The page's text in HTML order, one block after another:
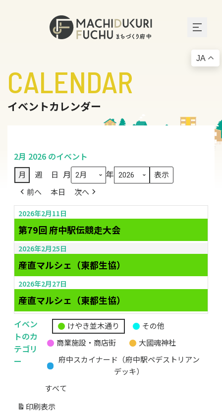
CALENDAR
イベントカレンダー
2月 2026 のイベント
月 週 日 月 年
前へ 本日 次へ
2026年2月11日
第79回 府中駅伝競走大会
2026年2月25日
産直マルシェ（東都生協）
2026年2月27日
産直マルシェ（東都生協）
イベン
トのカ
テゴリ
ー
無
題
カ
ゴ
リ
けやき並木通り
その他
商業施設・商店街
大國魂神社
府中スカイナード（府中駅ペデストリアン
デッキ）
すべて
印刷 表示
JA